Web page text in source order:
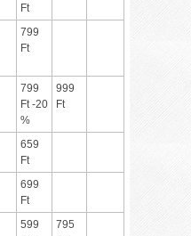
Ft
799
Ft
799
Ft -20
%
999
Ft
659
Ft
699
Ft
599
795